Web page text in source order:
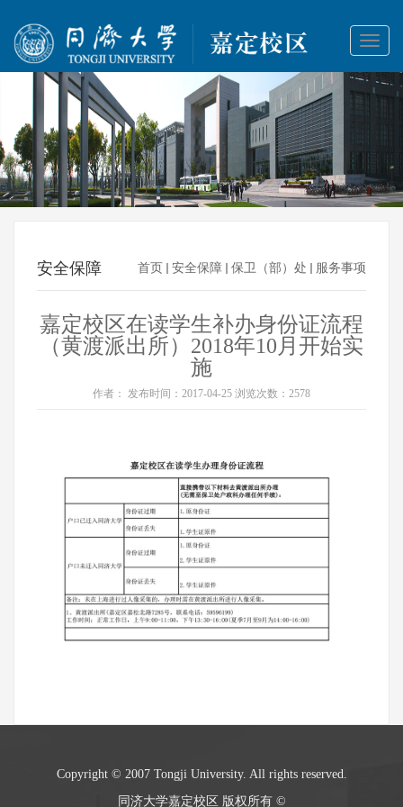
Toggle
安全保障 首页 安全保障 保卫（部）处 服务事项
嘉定校区在读学生补办身份证流程
（黄渡派出所）2018年10月开始实
施
作者： 发布时间： 2017-04-25 浏览次数： 2578
Copyright © 2007 Tongji University. All rights reserved.
同济大学嘉定校区 版权所有 ©